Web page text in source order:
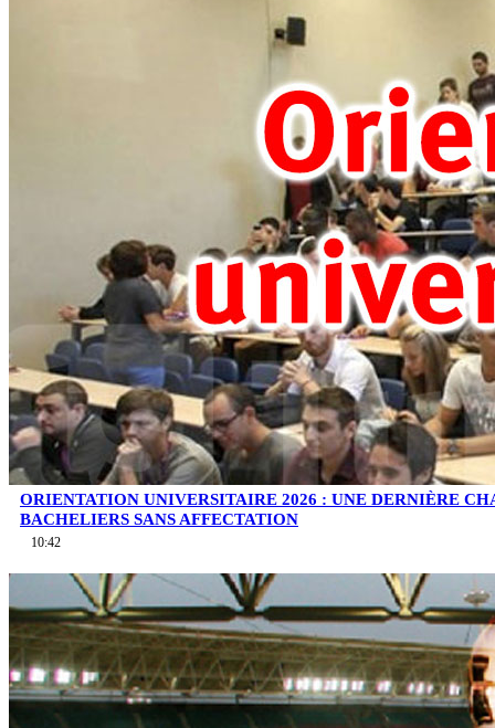
ORIENTATION UNIVERSITAIRE 2026 : UNE DERNIÈRE
BACHELIERS SANS AFFECTATION
10:42